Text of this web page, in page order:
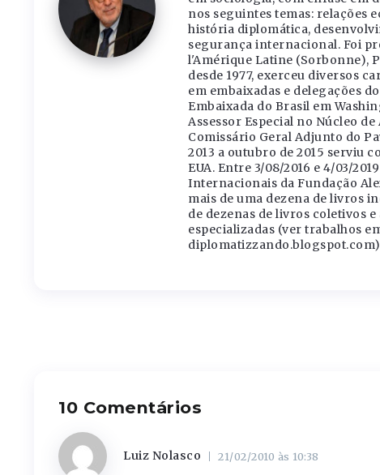
nos seguintes temas: relações
história diplomática,
segurança internacional. Foi
l'Amérique Latine (Sorbonne),
desde 1977, exerceu diversos
em embaixadas e delegações
Embaixada do Brasil em
Assessor Especial no Núcleo
Comissário Geral Adjunto do
2013 a outubro de 2015 serviu
EUA. Entre 3/08/2016 e 4/03/
Internacionais da Fundação
mais de uma dezena de livros
de dezenas de livros coletivos
especializadas (ver trabalhos
10 Comentários
Luiz Nolasco 21/02/2010 às 10:38